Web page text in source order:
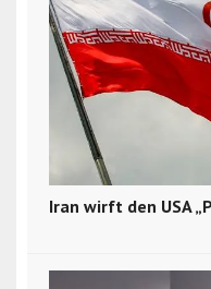
Iran wirft den USA